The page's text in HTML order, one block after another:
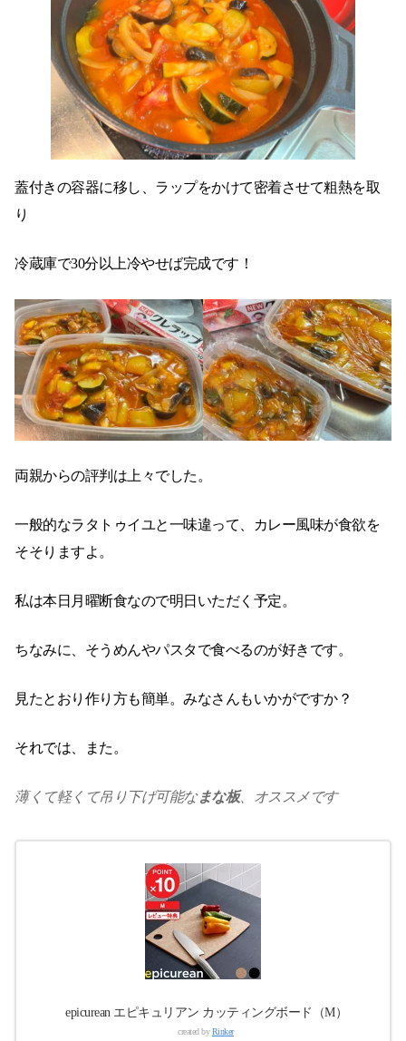
蓋付きの容器に移し、ラップをかけて密着させて粗熱を取
り
冷蔵庫で30分以上冷やせば完成です！
両親からの評判は上々でした。
一般的なラタトゥイユと一味違って、カレー風味が食欲を
そそりますよ。
私は本日月曜断食なので明日いただく予定。
ちなみに、そうめんやパスタで食べるのが好きです。
見たとおり作り方も簡単。みなさんもいかがですか？
それでは、また。
薄くて軽くて吊り下げ可能なまな板、オススメです
epicurean エピキュリアン カッティングボード（M）
created byRinker